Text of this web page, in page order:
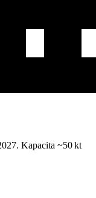
Kapacita ~50 kt